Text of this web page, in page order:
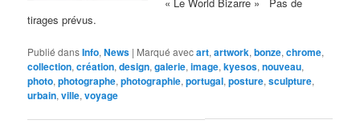
tirages prévus.
Publié dansInfo,News | Marqué avecart,artwork,bonze,chrome,
collection,création,design,galerie,image,kyesos,nouveau,
photo,photographe,photographie,portugal,posture,sculpture,
urbain,ville,voyage